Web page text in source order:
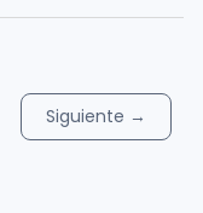
Siguiente →